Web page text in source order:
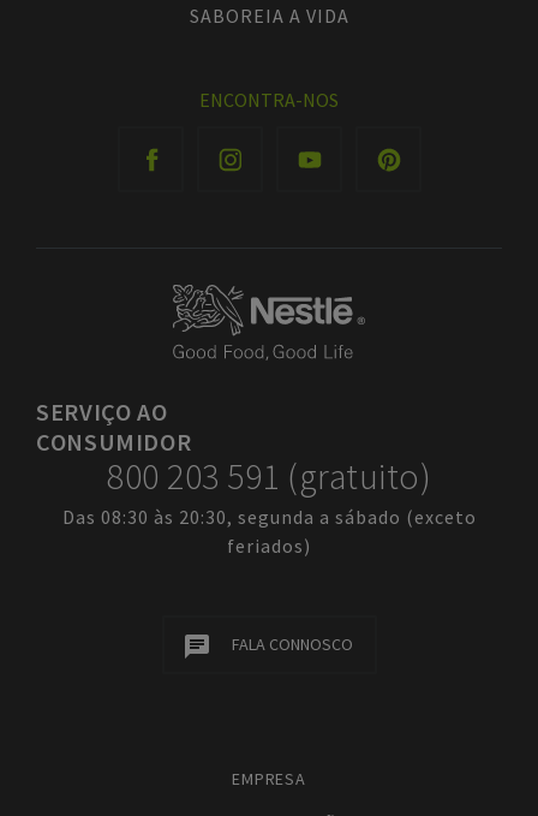
SABOREIA A VIDA
ENCONTRA-NOS
SERVIÇOAO
CONSUMIDOR
800 203 591 (gratuito)
Das 08:30 às 20:30, segunda a sábado (exceto
feriados)
FALA CONNOSCO
EMPRESA